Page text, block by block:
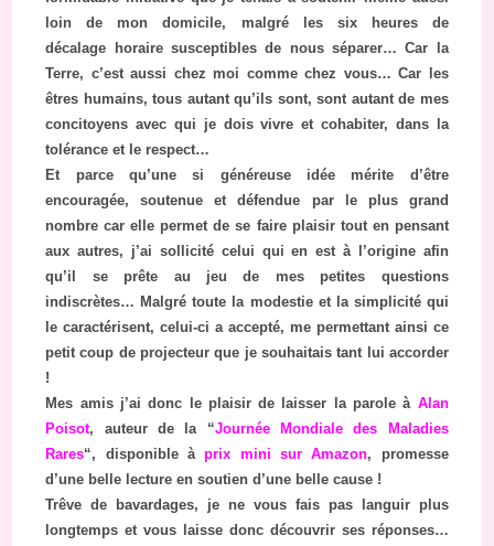
loin de mon domicile, malgré les six heures de
décalage horaire susceptibles de nous séparer… Car la
Terre, c’est aussi chez moi comme chez vous… Car les
êtres humains, tous autant qu’ils sont, sont autant de mes
concitoyens avec qui je dois vivre et cohabiter, dans la
tolérance et le respect…
Et parce qu’une si généreuse idée mérite d’être
encouragée, soutenue et défendue par le plus grand
nombre car elle permet de se faire plaisir tout en pensant
aux autres, j’ai sollicité celui qui en est à l’origine afin
qu’il se prête au jeu de mes petites questions
indiscrètes… Malgré toute la modestie et la simplicité qui
le caractérisent, celui-ci a accepté, me permettant ainsi ce
petit coup de projecteur que je souhaitais tant lui accorder
!
Mes amis j’ai donc le plaisir de laisser la parole à Alan
Poisot, auteur de la “Journée Mondiale des Maladies
Rares“, disponible àprix mini sur Amazon, promesse
d’une belle lecture en soutien d’une belle cause !
Trêve de bavardages, je ne vous fais pas languir plus
longtemps et vous laisse donc découvrir ses réponses…